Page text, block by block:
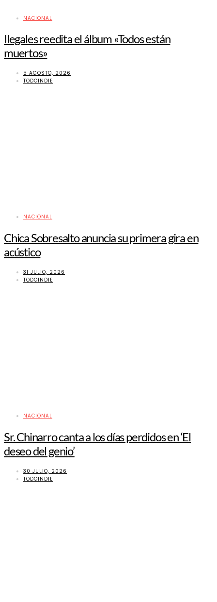
NACIONAL
Ilegales reedita el álbum «Todos están
muertos»
5 AGOSTO, 2026
TODOINDIE
NACIONAL
Chica Sobresalto anuncia su primera gira en
acústico
31 JULIO, 2026
TODOINDIE
NACIONAL
Sr. Chinarro canta a los días perdidos en ‘El
deseo del genio’
30 JULIO, 2026
TODOINDIE